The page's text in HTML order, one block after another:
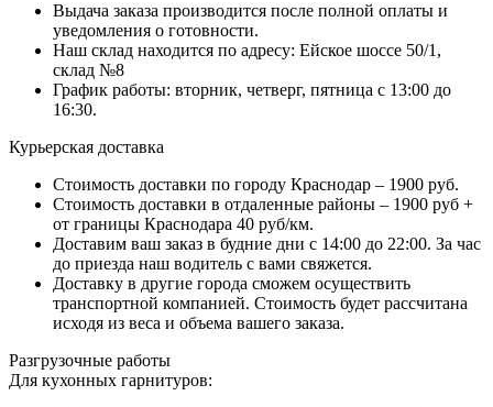
Выдача заказа производится после полной оплаты и
уведомления о готовности.
Наш склад находится по адресу: Ейское шоссе 50/1,
склад №8
График работы: вторник, четверг, пятница с 13:00 до
16:30.
Курьерская доставка
Стоимость доставки по городу Краснодар – 1900 руб.
Стоимость доставки в отдаленные районы – 1900 руб +
от границы Краснодара 40 руб/км.
Доставим ваш заказ в будние дни с 14:00 до 22:00. За час
до приезда наш водитель с вами свяжется.
Доставку в другие города сможем осуществить
транспортной компанией. Стоимость будет рассчитана
исходя из веса и объема вашего заказа.
Разгрузочные работы
Для кухонных гарнитуров: